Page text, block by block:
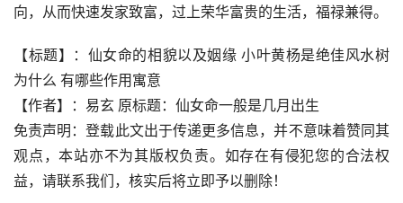
向，从而快速发家致富，过上荣华富贵的生活，福禄兼得。
【标题】：仙女命的相貌以及姻缘 小叶黄杨是绝佳风水树
为什么 有哪些作用寓意
【作者】：易玄 原标题：仙女命一般是几月出生
免责声明：登载此文出于传递更多信息，并不意味着赞同其
观点，本站亦不为其版权负责。如存在有侵犯您的合法权
益，请联系我们，核实后将立即予以删除！